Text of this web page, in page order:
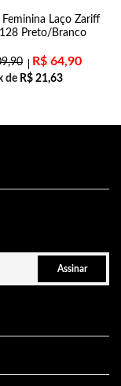
Laço Zariff
Preto/Branco
R$ 64,90
de R$ 21,63
Assinar